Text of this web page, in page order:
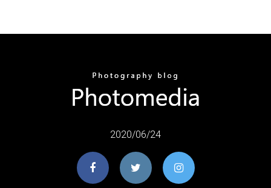
2020/06/24